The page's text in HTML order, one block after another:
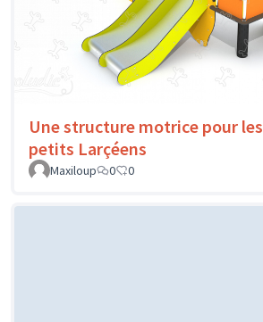
Une structure motrice pour les
petits Larçéens
Maxiloup
0 0